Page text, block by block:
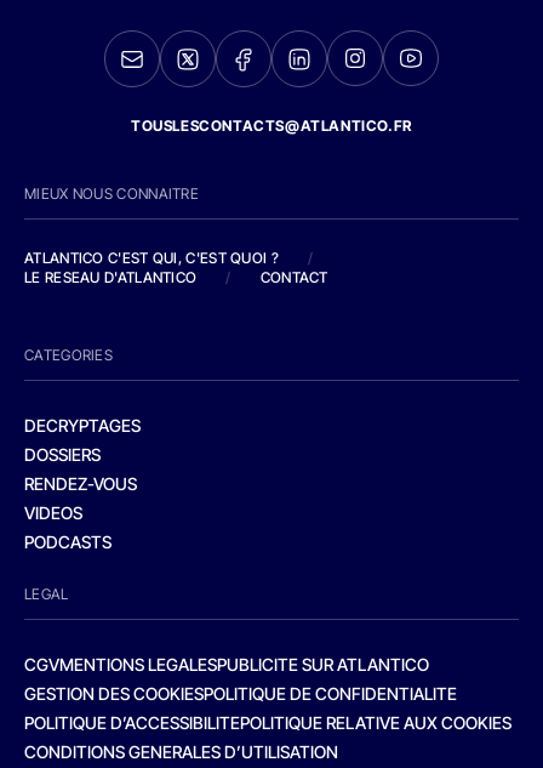
TOUSLESCONTACTS@ATLANTICO.FR
MIEUX NOUS CONNAITRE
ATLANTICO C'EST QUI, C'EST QUOI ?
/
LE RESEAU D'ATLANTICO
/ CONTACT
CATEGORIES
DECRYPTAGES
DOSSIERS
RENDEZ-VOUS
VIDEOS
PODCASTS
LEGAL
CGVMENTIONS LEGALESPUBLICITE SUR ATLANTICO
GESTION DES COOKIESPOLITIQUE DE CONFIDENTIALITE
POLITIQUE D’ACCESSIBILITEPOLITIQUE RELATIVE AUX COOKIES
CONDITIONS GENERALES D’UTILISATION